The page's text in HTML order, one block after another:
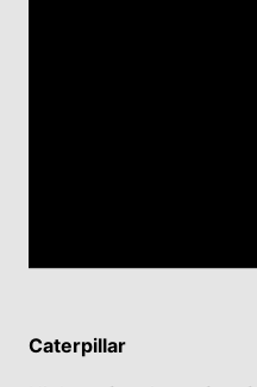
Caterpillar